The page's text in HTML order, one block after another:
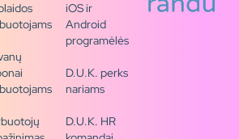
iOS ir
Android
programėlės
D.U.K. perks
nariams
D.U.K. HR